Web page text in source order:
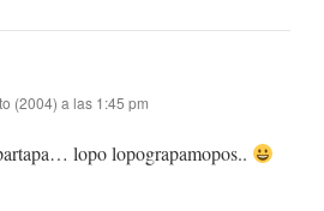
(2004) a las 1:45 pm
lopo lopograpamopos..